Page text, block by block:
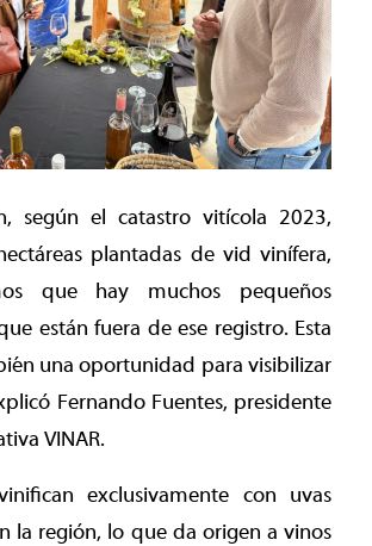
según el catastro vitícola 2023,
plantadas de vid vinífera,
que hay muchos pequeños
están fuera de ese registro. Esta
una oportunidad para visibilizar
Fernando Fuentes, presidente
VINAR.
exclusivamente con uvas
la región, lo que da origen a vinos